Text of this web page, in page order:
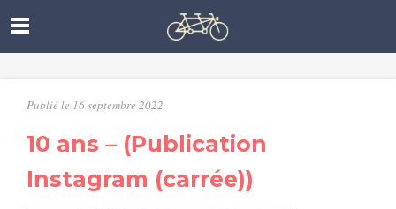
Publié le 16 septembre 2022
10 ans – (Publication
Instagram (carrée))